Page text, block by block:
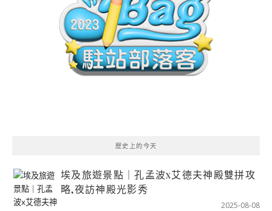
歷史上的今天
埃及旅遊景點｜孔孟波x艾德夫神殿雙拼攻
略,夜訪神殿光影秀
2025-08-08